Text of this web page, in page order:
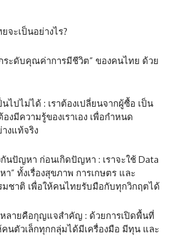
จะเป็นอย่างไร?
ระดับคุณค่าการมีชีวิต” ของคนไทย ด้วย
ไปไม่ได้ : เราต้องเปลี่ยนจากผู้ซื้อ เป็น
องมีความรู้ของเราเอง เพื่อกำหนด
งแท้จริง
กันปัญหา ก่อนเกิดปัญหา : เราจะใช้ Data
” ทั้งเรื่องสุขภาพ การเกษตร และ
มชาติ เพื่อให้คนไทยรับมือกับทุกวิกฤตได้
ลายคือกุญแจสำคัญ : ด้วยการเปิดพื้นที่
คนตัวเล็กทุกกลุ่มได้มีเครื่องมือ มีทุน และ